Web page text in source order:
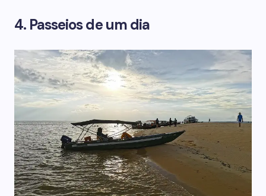
4. Passeios de um dia